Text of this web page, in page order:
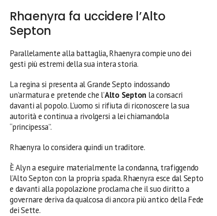
Rhaenyra fa uccidere l’Alto
Septon
Parallelamente alla battaglia, Rhaenyra compie uno dei
gesti più estremi della sua intera storia.
La regina si presenta al Grande Septo indossando
un’armatura e pretende che l’Alto Septon la consacri
davanti al popolo. L’uomo si rifiuta di riconoscere la sua
autorità e continua a rivolgersi a lei chiamandola
“principessa”.
Rhaenyra lo considera quindi un traditore.
È Alyn a eseguire materialmente la condanna, trafiggendo
l’Alto Septon con la propria spada. Rhaenyra esce dal Septo
e davanti alla popolazione proclama che il suo diritto a
governare deriva da qualcosa di ancora più antico della Fede
dei Sette.